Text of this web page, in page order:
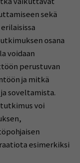
sekä
osana
voidaan
perustuvan
ja mitkä
soveltamista.
voi
esimerkiksi